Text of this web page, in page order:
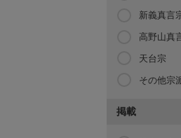
新義真言
高野山真
天台宗
その他宗
掲載